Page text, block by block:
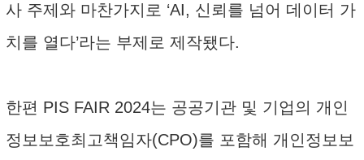
사 주제와 마찬가지로 ‘AI, 신뢰를 넘어 데이터 가
치를 열다’라는 부제로 제작됐다.
한편 PIS FAIR 2024는 공공기관 및 기업의 개인
정보보호최고책임자(CPO)를 포함해 개인정보보